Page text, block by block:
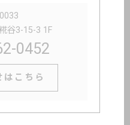
谷3-15-3 1F
0452
はこちら